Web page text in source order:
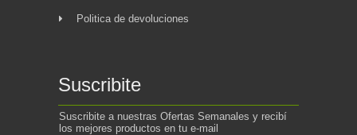
Politica de devoluciones
Suscribite
Suscribite a nuestras Ofertas Semanales y recibí
los mejores productos en tu e-mail